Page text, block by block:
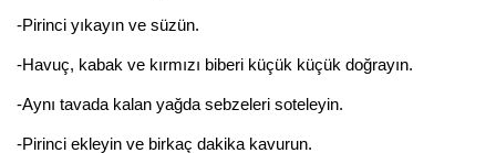
-Pirinci yıkayın ve süzün.
-Havuç, kabak ve kırmızı biberi küçük küçük doğrayın.
-Aynı tavada kalan yağda sebzeleri soteleyin.
-Pirinci ekleyin ve birkaç dakika kavurun.